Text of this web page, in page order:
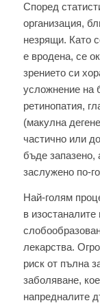
Според
организация,
незрящи. Като
е вродена, се
зрението си
усложнение на
ретинопатия,
(макулна
частично или
бъде запазено,
заслужено по-
Най-голям
в
лекарства.
риск от пълна
заболяване,
напредналите